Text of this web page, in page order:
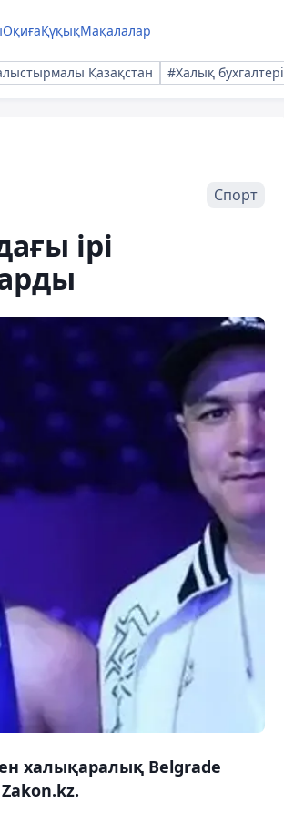
ОқиғаҚұқықМақалалар
Қазақстан #Халық бухгалтері
Спорт
ірі
халықаралық Belgrade